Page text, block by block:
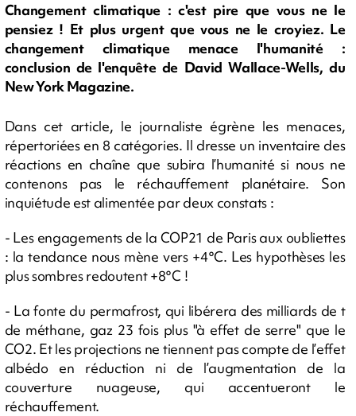
Changement climatique : c'est pire que vous ne le
pensiez ! Et plus urgent que vous ne le croyiez. Le
changement climatique menace l'humanité :
conclusion de l'enquête de David Wallace-Wells, du
New York Magazine.
Dans cet article, le journaliste égrène les menaces,
répertoriées en 8 catégories. Il dresse un inventaire des
réactions en chaîne que subira l’humanité si nous ne
contenons pas le réchauffement planétaire. Son
inquiétude est alimentée par deux constats :
- Les engagements de la COP21 de Paris aux oubliettes
: la tendance nous mène vers +4°C. Les hypothèses les
plus sombres redoutent +8°C !
- La fonte du permafrost, qui libérera des milliards de t
de méthane, gaz 23 fois plus "à effet de serre" que le
CO2. Et les projections ne tiennent pas compte de l’effet
albédo en réduction ni de l’augmentation de la
couverture nuageuse, qui accentueront le
réchauffement.